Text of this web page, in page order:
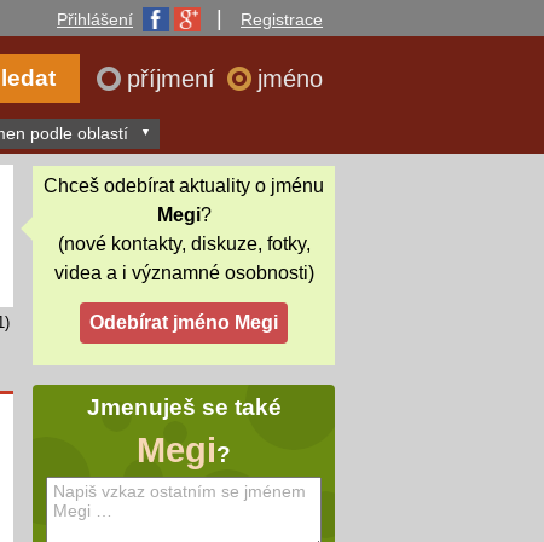
Přihlášení Registrace
příjmení jméno
podle oblastí
Chceš odebírat aktuality o jménu
Megi?
(nové kontakty, diskuze, fotky,
videa a i významné osobnosti)
Jmenuješ se také
Megi?